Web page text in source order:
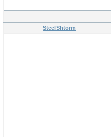
SteelShtorm